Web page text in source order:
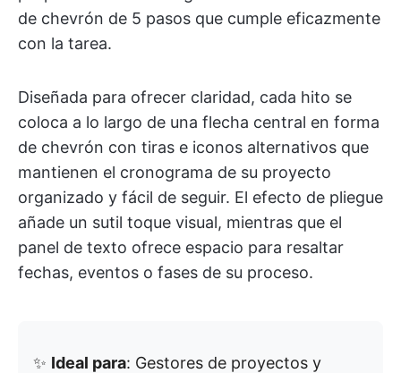
de chevrón de 5 pasos que cumple eficazmente
con la tarea.
Diseñada para ofrecer claridad, cada hito se
coloca a lo largo de una flecha central en forma
de chevrón con tiras e iconos alternativos que
mantienen el cronograma de su proyecto
organizado y fácil de seguir. El efecto de pliegue
añade un sutil toque visual, mientras que el
panel de texto ofrece espacio para resaltar
fechas, eventos o fases de su proceso.
✨ Ideal para: Gestores de proyectos y